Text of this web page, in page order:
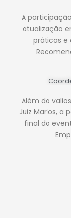
A
atualização
práticas e
Além do
Juiz Marlos, a
final do